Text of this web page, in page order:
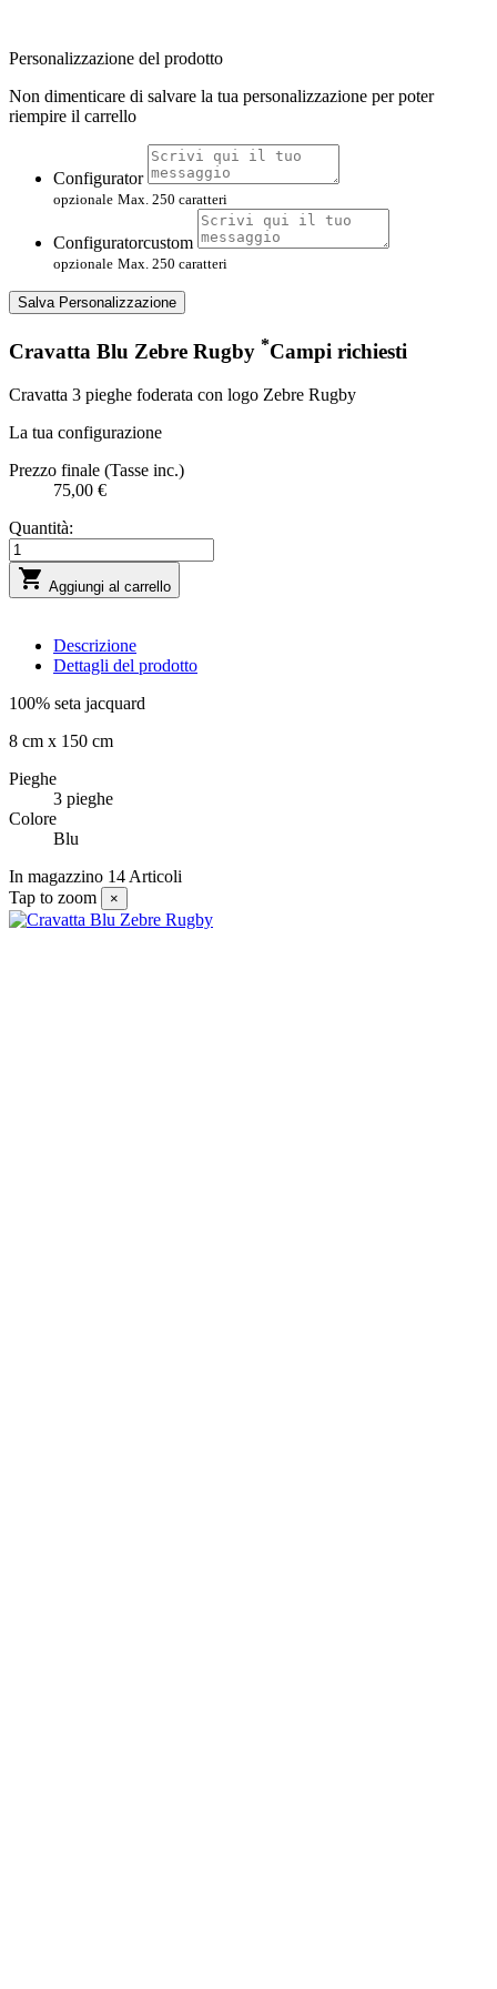
Personalizzazione del prodotto
Non dimenticare di salvare la tua personalizzazione per poter
riempire il carrello
Configurator
opzionale Max. 250 caratteri
Configuratorcustom
opzionale Max. 250 caratteri
Salva Personalizzazione
Cravatta Blu Zebre Rugby *Campi richiesti
Cravatta 3 pieghe foderata con logo Zebre Rugby
La tua configurazione
Prezzo finale (Tasse inc.)
75,00 €
Quantità:
 Aggiungi al carrello
Descrizione
Dettagli del prodotto
100% seta jacquard
8 cm x 150 cm
Pieghe
3 pieghe
Colore
Blu
In magazzino 14 Articoli
Tap to zoom
×